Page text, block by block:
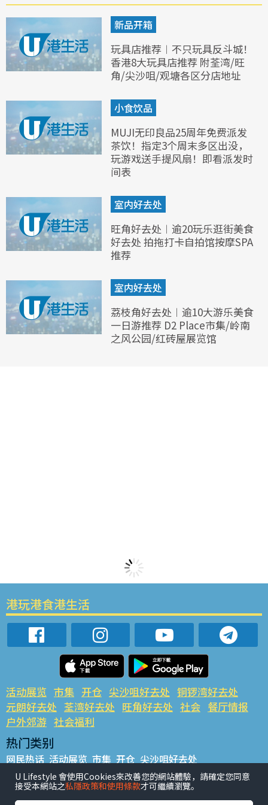
新品开箱
玩具店推荐︱不只玩具反斗城！
香港8大玩具店推荐 附荃湾/旺
角/尖沙咀/观塘各区分店地址
小食饮品
MUJI无印良品25周年免费派发
茶饮！指定3个周末多区出没，
玩游戏送手提风扇！即看派发时
间表
室内好去处
旺角好去处︱逾20玩乐逛街美食
好去处 拍拖打卡自拍馆按摩SPA
推荐
室内好去处
荔枝角好去处︱逾10大游乐美食
一日游推荐 D2 Place市集/岭南
之风公园/红砖屋展览馆
港玩港食港生活
活动展览 市集 开仓 尖沙咀好去处 铜锣湾好去处
元朗好去处 荃湾好去处 旺角好去处 社会 餐厅情报
户外郊游 社会福利
热门类别
网民热话 活动展览 市集 开仓 尖沙咀好去处
铜锣湾好去处 元朗好去处 荃湾好去处 旺角好去处 社会
餐厅情报 户外郊游
U Lifestyle 會使用Cookies來改善您的網站體驗，請確定您同意
接受本網站之私隱政策和使用條款才可繼續瀏覽。